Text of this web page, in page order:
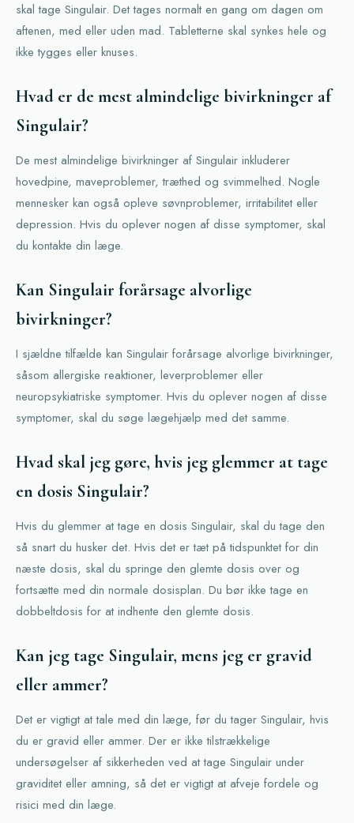
skal tage Singulair. Det tages normalt en gang om dagen om
aftenen, med eller uden mad. Tabletterne skal synkes hele og
ikke tygges eller knuses.
Hvad er de mest almindelige bivirkninger af
Singulair?
De mest almindelige bivirkninger af Singulair inkluderer
hovedpine, maveproblemer, træthed og svimmelhed. Nogle
mennesker kan også opleve søvnproblemer, irritabilitet eller
depression. Hvis du oplever nogen af disse symptomer, skal
du kontakte din læge.
Kan Singulair forårsage alvorlige
bivirkninger?
I sjældne tilfælde kan Singulair forårsage alvorlige bivirkninger,
såsom allergiske reaktioner, leverproblemer eller
neuropsykiatriske symptomer. Hvis du oplever nogen af disse
symptomer, skal du søge lægehjælp med det samme.
Hvad skal jeg gøre, hvis jeg glemmer at tage
en dosis Singulair?
Hvis du glemmer at tage en dosis Singulair, skal du tage den
så snart du husker det. Hvis det er tæt på tidspunktet for din
næste dosis, skal du springe den glemte dosis over og
fortsætte med din normale dosisplan. Du bør ikke tage en
dobbeltdosis for at indhente den glemte dosis.
Kan jeg tage Singulair, mens jeg er gravid
eller ammer?
Det er vigtigt at tale med din læge, før du tager Singulair, hvis
du er gravid eller ammer. Der er ikke tilstrækkelige
undersøgelser af sikkerheden ved at tage Singulair under
graviditet eller amning, så det er vigtigt at afveje fordele og
risici med din læge.